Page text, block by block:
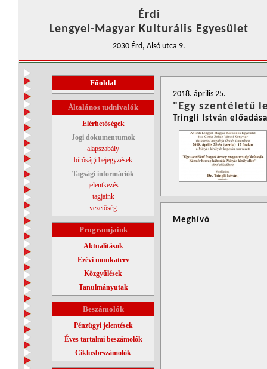
Érdi
Lengyel-Magyar Kulturális Egyesület
2030 Érd, Alsó utca 9.
Főoldal
Általános tudnivalók
Elérhetőségek
Jogi dokumentumok
alapszabály
bírósági bejegyzések
Tagsági információk
jelentkezés
tagjaink
vezetőség
Programjaink
Aktualitások
Ezévi munkaterv
Közgyűlések
Tanulmányutak
Beszámolók
Pénzügyi jelentések
Éves tartalmi beszámolók
Ciklusbeszámolók
2018. április 25.
"Egy szentéletű
Tringli István előadása
Meghívó